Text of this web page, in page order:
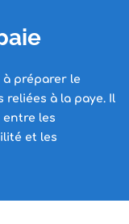
à préparer le
à la paye. Il
les
et les